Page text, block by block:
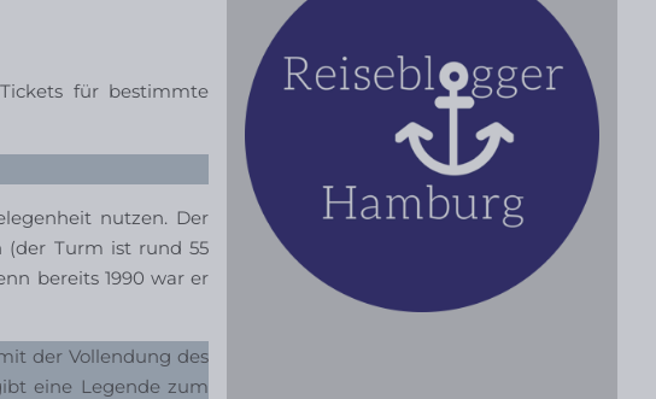
für bestimmte
nutzen. Der
(der Turm ist rund 55
bereits 1990 war er
der Vollendung des
eine Legende zum